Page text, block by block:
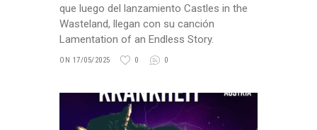
que luego del lanzamiento Castles in the
Wasteland, llegan con su canción
Lamentation of an Endless Story.
ON 17/05/2025 0 0